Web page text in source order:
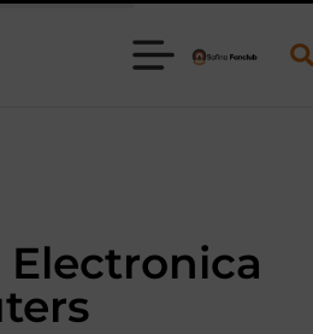
bestellen steeds gewoner wordt
Electronica